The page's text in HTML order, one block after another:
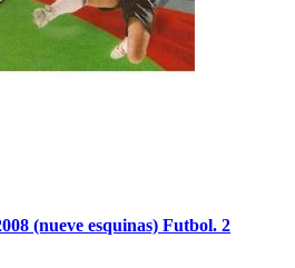
(nueve esquinas) Futbol. 2